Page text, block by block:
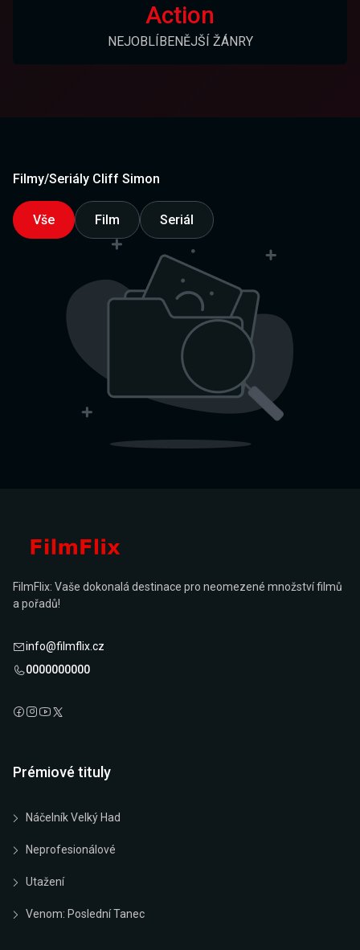
Action
NEJOBLÍBENĚJŠÍ ŽÁNRY
Filmy/Seriály Cliff Simon
Vše Film Seriál
FilmFlix: Vaše dokonalá destinace pro neomezené množství filmů
a pořadů!
info@filmflix.cz
0000000000
Prémiové tituly
Náčelník Velký Had
Neprofesionálové
Utažení
Venom: Poslední Tanec